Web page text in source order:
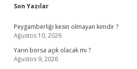
Sidebar
Son Yazılar
Peygamberliği kesin olmayan kimdir ?
Ağustos 10, 2026
Yarın borsa açık olacak mı ?
Ağustos 9, 2026